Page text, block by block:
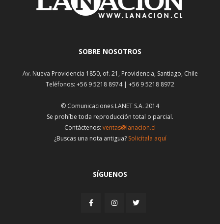
SOBRE NOSOTROS
Av. Nueva Providencia 1850, of. 21, Providencia, Santiago, Chile
Teléfonos: +56 9 5218 8974 | +56 9 5218 8972
© Comunicaciones LANET S.A. 2014
Se prohíbe toda reproducción total o parcial.
Contáctenos: ventas@lanacion.cl
¿Buscas una nota antigua? Solicítala aquí
SÍGUENOS